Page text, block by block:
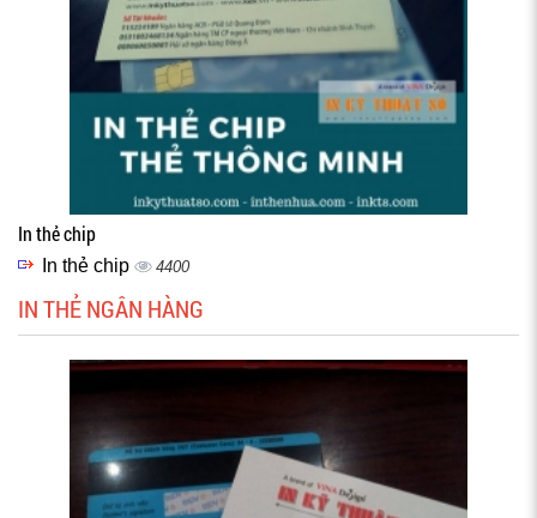
In thẻ chip
In thẻ chip 4400
IN THẺ NGÂN HÀNG